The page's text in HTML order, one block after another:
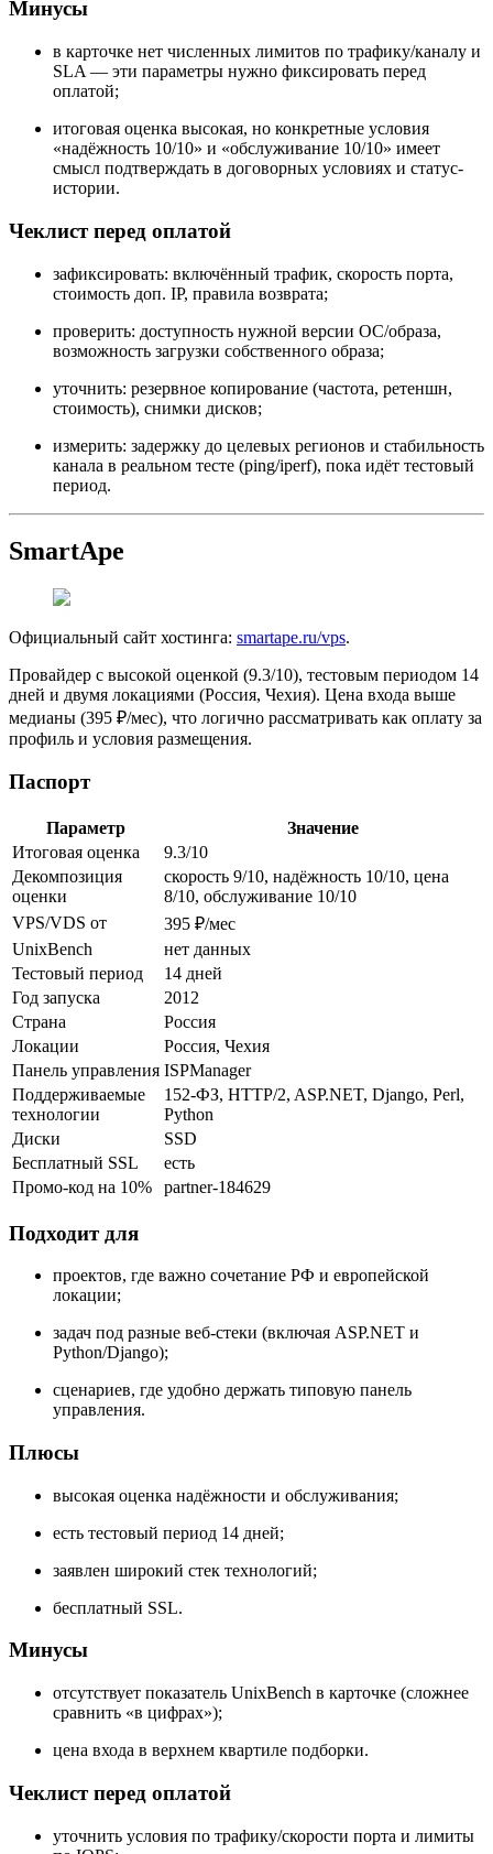
Минусы
в карточке нет численных лимитов по трафику/каналу и
SLA — эти параметры нужно фиксировать перед
оплатой;
итоговая оценка высокая, но конкретные условия
«надёжность 10/10» и «обслуживание 10/10» имеет
смысл подтверждать в договорных условиях и статус-
истории.
Чеклист перед оплатой
зафиксировать: включённый трафик, скорость порта,
стоимость доп. IP, правила возврата;
проверить: доступность нужной версии ОС/образа,
возможность загрузки собственного образа;
уточнить: резервное копирование (частота, ретеншн,
стоимость), снимки дисков;
измерить: задержку до целевых регионов и стабильность
канала в реальном тесте (ping/iperf), пока идёт тестовый
период.
SmartApe
Официальный сайт хостинга: smartape.ru/vps.
Провайдер с высокой оценкой (9.3/10), тестовым периодом 14
дней и двумя локациями (Россия, Чехия). Цена входа выше
медианы (395 ₽/мес), что логично рассматривать как оплату за
профиль и условия размещения.
Паспорт
Параметр
Значение
Итоговая оценка
9.3/10
Декомпозиция
оценки
скорость 9/10, надёжность 10/10, цена
8/10, обслуживание 10/10
VPS/VDS от
395 ₽/мес
UnixBench
нет данных
Тестовый период
14 дней
Год запуска
2012
Страна
Россия
Локации
Россия, Чехия
Панель управления ISPManager
Поддерживаемые
технологии
152-ФЗ, HTTP/2, ASP.NET, Django, Perl,
Python
Диски
SSD
Бесплатный SSL
есть
Промо-код на 10%
partner-184629
Подходит для
проектов, где важно сочетание РФ и европейской
локации;
задач под разные веб-стеки (включая ASP.NET и
Python/Django);
сценариев, где удобно держать типовую панель
управления.
Плюсы
высокая оценка надёжности и обслуживания;
есть тестовый период 14 дней;
заявлен широкий стек технологий;
бесплатный SSL.
Минусы
отсутствует показатель UnixBench в карточке (сложнее
сравнить «в цифрах»);
цена входа в верхнем квартиле подборки.
Чеклист перед оплатой
уточнить условия по трафику/скорости порта и лимиты